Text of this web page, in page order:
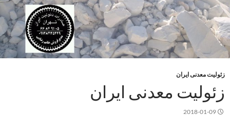
زئولیت معدنی ایران
زئولیت معدنی ایران
2018-01-09